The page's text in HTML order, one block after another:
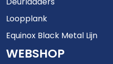
Loopplank
Equinox Black Metal Lijn
WEBSHOP